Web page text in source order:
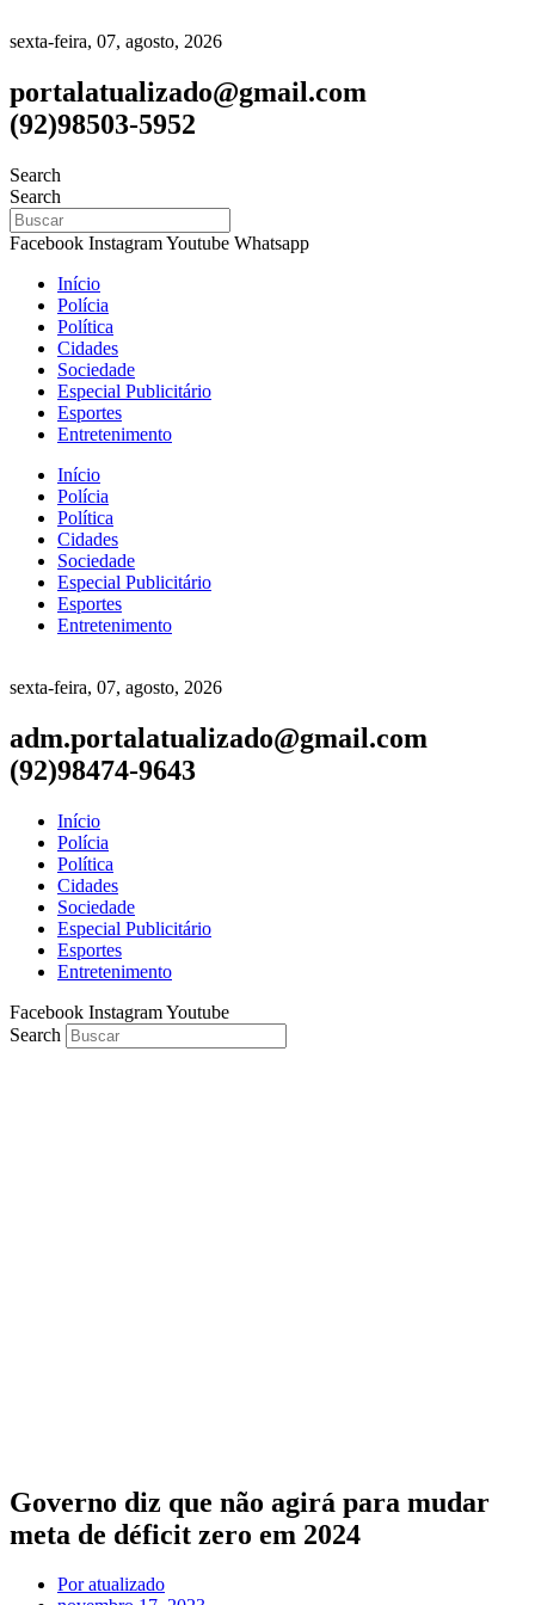
sexta-feira, 07, agosto, 2026
portalatualizado@gmail.com
(92)98503-5952
Search
Search
Facebook InstagramYoutube Whatsapp
Início
Polícia
Política
Cidades
Sociedade
Especial Publicitário
Esportes
Entretenimento
Início
Polícia
Política
Cidades
Sociedade
Especial Publicitário
Esportes
Entretenimento
sexta-feira, 07, agosto, 2026
adm.portalatualizado@gmail.com
(92)98474-9643
Início
Polícia
Política
Cidades
Sociedade
Especial Publicitário
Esportes
Entretenimento
Facebook InstagramYoutube
Search
Governo diz que não agirá para mudar
meta de déficit zero em 2024
Poratualizado